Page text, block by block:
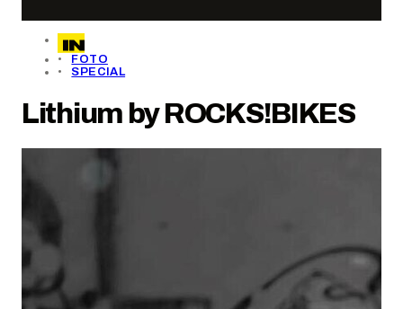
FOTO
SPECIAL
Lithium by ROCKS!BIKES